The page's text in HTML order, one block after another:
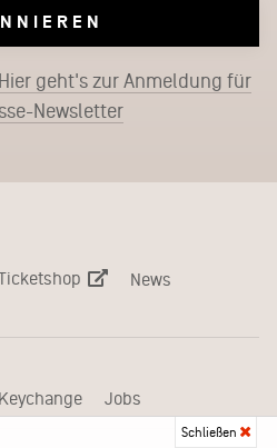
Hier geht's zur Anmeldung für
Newsletter
News
Keychange Jobs
Schließen